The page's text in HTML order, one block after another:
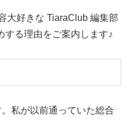
大好きな TiaraClub 編集部
する理由をご案内します♪
私が以前通っていた総合